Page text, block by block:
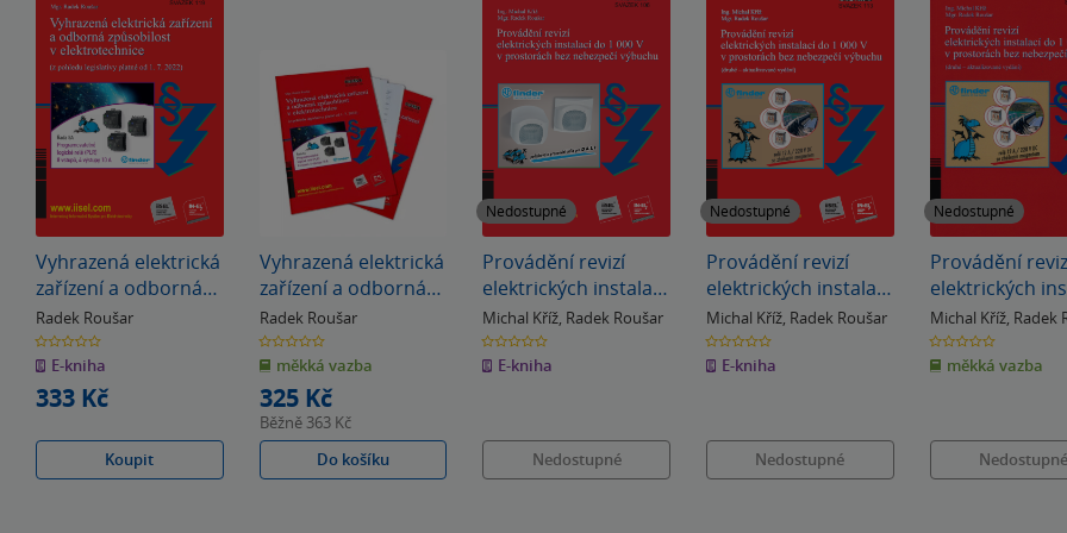
Vyhrazená elektrická
zařízení a odborná
způsobilost v
elektrotechnice (z
pohledu legislativy
platné od 1. 7. 2022)
Radek Roušar
0.0
z
5
hvězdiček
E-kniha
333 Kč
Koupit
Vyhrazená elektrická
zařízení a odborná
způsobilost v
elektrotechnice (z
pohledu legislativy
platné od 1. 7. 2022)
Radek Roušar
0.0
z
5
hvězdiček
měkká vazba
325 Kč
Běžně 363 Kč
Do košíku
Nedostupné
Provádění revizí
elektrických instalací
do 1 000 V v
prostorech bez
nebezpečí výbuchu
Michal Kříž, Radek Roušar
0.0
z
5
hvězdiček
E-kniha
Nedostupné
Nedostupné
Provádění revizí
elektrických instalací
do 1 000 V v
prostorách bez
nebezpečí výbuchu
Michal Kříž, Radek Roušar
0.0
z
5
hvězdiček
E-kniha
Nedostupné
Nedostupné
Provádění
elektrických
do 1 000 V v
prostorách bez
nebezpečí
Michal Kříž, Radek
0.0
z
5
hvězdiček
měkká vazba
Nedostupné